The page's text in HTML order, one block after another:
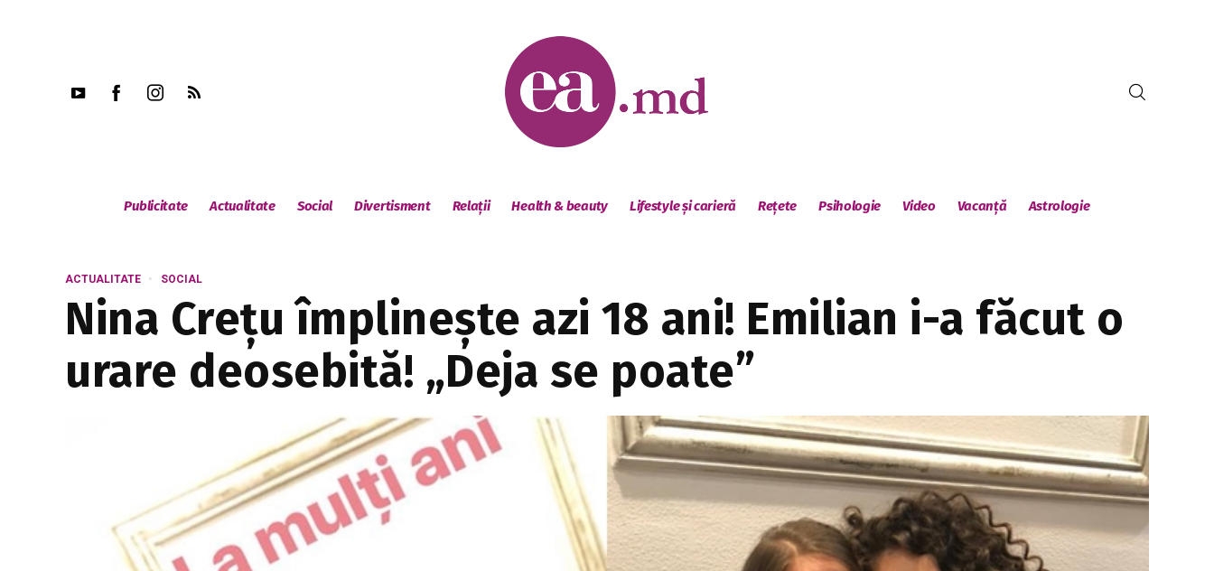
Publicitate Actualitate Social Divertisment Relații Health & beauty Lifestyle și carieră Rețete Psihologie Video Vacanță Astrologie
ACTUALITATE SOCIAL
Nina Crețu împlinește azi 18 ani! Emilian i-a făcut o
urare deosebită! „Deja se poate”